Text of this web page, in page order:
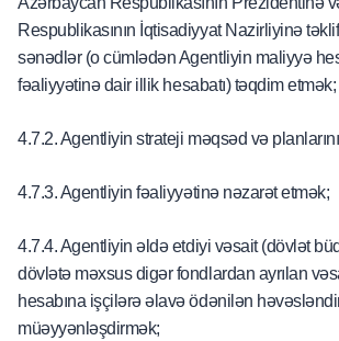
Respublikasının İqtisadiyyat Nazirliyinə
sənədlər (o cümlədən Agentliyin maliyyə
fəaliyyətinə dair illik hesabatı) təqdim etmək;
4.7.2. Agentliyin strateji məqsəd və
4.7.3. Agentliyin fəaliyyətinə nəzarət etmək;
4.7.4. Agentliyin əldə etdiyi vəsait (dövlət
dövlətə məxsus digər fondlardan ayrılan
hesabına işçilərə əlavə ödənilən
müəyyənləşdirmək;